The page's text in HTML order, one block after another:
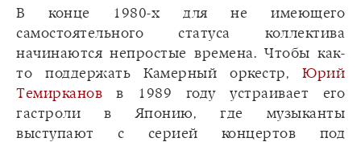
В конце 1980-х для не имеющего
самостоятельного статуса коллектива
начинаются непростые времена. Чтобы как-
то поддержать Камерный оркестр, Юрий
Темирканов в 1989 году устраивает его
гастроли в Японию, где музыканты
выступают с серией концертов под